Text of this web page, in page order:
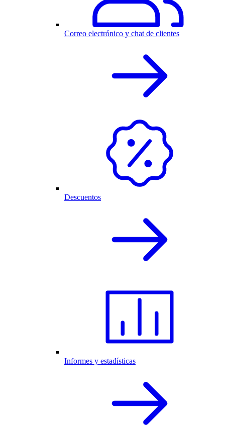
Correo electrónico y chat de clientes
Descuentos
Informes y estadísticas